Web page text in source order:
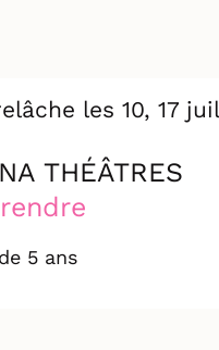
et
leurs
sont au
les 10, 17
THÉÂTRES
5 ans